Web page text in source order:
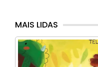
MAIS LIDAS